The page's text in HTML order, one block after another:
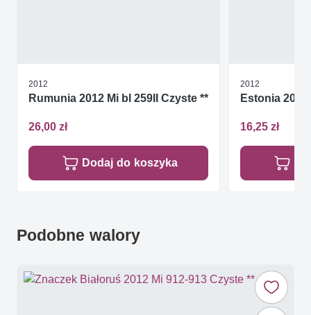
2012
Rumunia 2012 Mi bl 259II Czyste **
26,00 zł
Dodaj do koszyka
2012
Estonia 2012
16,25 zł
Podobne walory